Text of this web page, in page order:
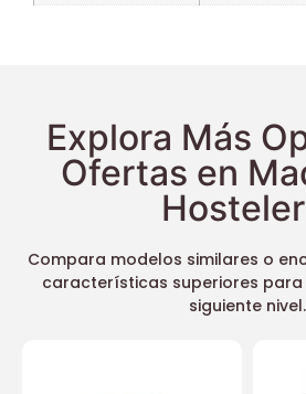
Explora Más
Ofertas en
Compara modelos similares o
características superiores
siguiente nivel.